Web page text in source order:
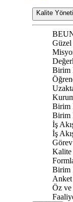
Kalite
Güzel
Birim
Birim
Birim
İş
İş
Görev
Kalite
Birim
Anket
Öz ve